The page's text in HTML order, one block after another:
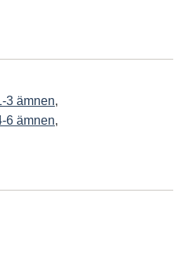
3 ämnen,
6 ämnen,